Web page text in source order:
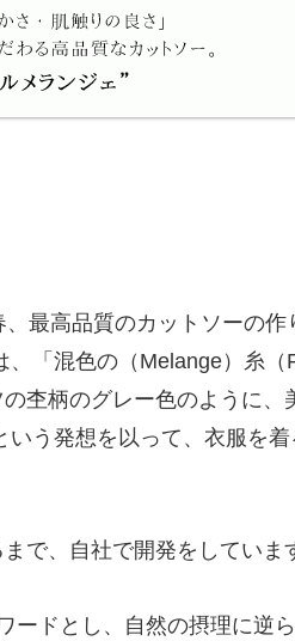
最高品質のカットソーの
「混色の（Melange）糸（
杢柄のグレー色のように、
う発想を以って、衣服を
で、自社で開発をしていま
ードとし、自然の摂理に逆